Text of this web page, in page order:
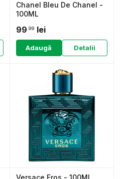
Chanel Bleu De Chanel -
100ML
99 .99 lei
Adaugă Detalii
Versace Eros - 100ML